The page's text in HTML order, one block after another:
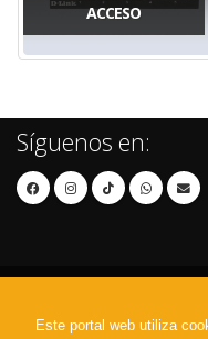
Este portal web utiliza
ACCESO
Síguenos en: